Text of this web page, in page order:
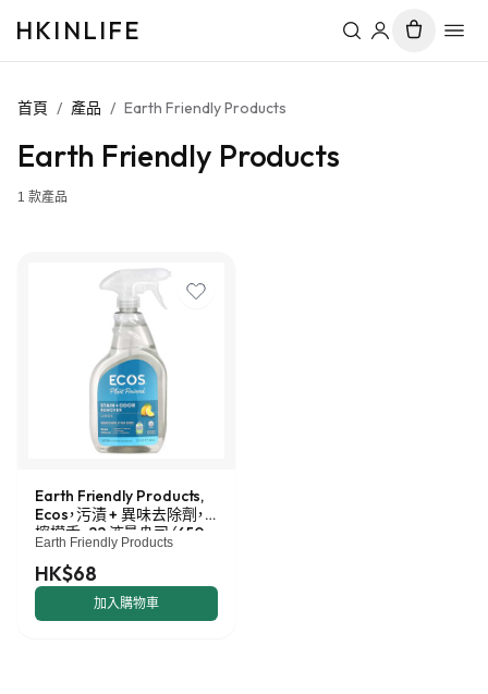
HKINLIFE
首頁 / 產品 / Earth Friendly Products
Earth Friendly Products
1 款產品
Earth Friendly Products,
Ecos，污漬 + 異味去除劑，
檸檬香，22 液量盎司（650
毫升）
Earth Friendly Products
HK$68
加入購物車